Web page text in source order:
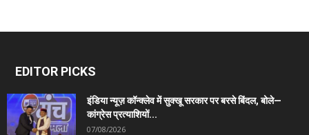
EDITOR PICKS
इंडिया न्यूज़ कॉन्क्लेव में सुक्खू सरकार पर बरसे बिंदल, बोले—
कांग्रेस प्रत्याशियों...
07/08/2026